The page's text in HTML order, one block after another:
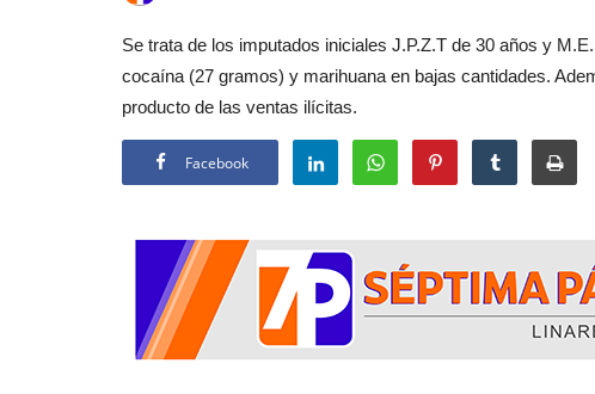
Se trata de los imputados iniciales J.P.Z.T de 30 años y
cocaína (27 gramos) y marihuana en bajas cantidades.
producto de las ventas ilícitas.
Facebook